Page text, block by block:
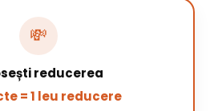
💸
reducerea
= 1 leu reducere